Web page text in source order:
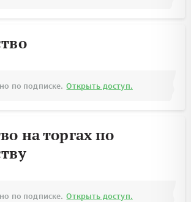
по подписке. Открыть доступ.
на торгах по
по подписке. Открыть доступ.